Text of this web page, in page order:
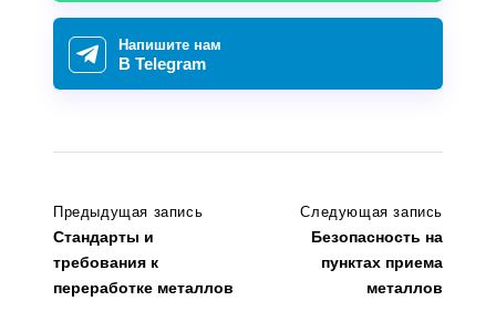
Напишите нам
В Telegram
Предыдущая запись
Стандарты и
требования к
переработке металлов
Следующая запись
Безопасность на
пунктах приема
металлов